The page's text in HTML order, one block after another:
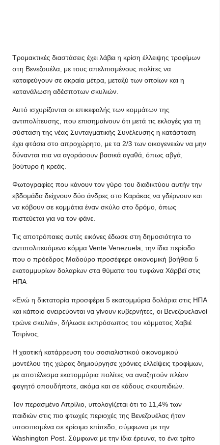
Τρομακτικές διαστάσεις έχει λάβει η κρίση έλλειψης τροφίμων
στη Βενεζουέλα, με τους απελπισμένους πολίτες να
καταφεύγουν σε ακραία μέτρα, μεταξύ των οποίων και η
κατανάλωση αδέσποτων σκυλιών.
Αυτό ισχυρίζονται οι επικεφαλής των κομμάτων της
αντιπολίτευσης, που επισημαίνουν ότι μετά τις εκλογές για τη
σύσταση της νέας Συνταγματικής Συνέλευσης η κατάσταση
έχει φτάσει στο απροχώρητο, με τα 2/3 των οικογενειών να μην
δύνανται πια να αγοράσουν βασικά αγαθά, όπως αβγά,
βούτυρο ή κρεάς.
Φωτογραφίες που κάνουν τον γύρο του διαδικτύου αυτήν την
εβδομάδα δείχνουν δύο άνδρες στο Καράκας να γδέρνουν και
να κόβουν σε κομμάτια έναν σκύλο στο δρόμο, όπως
πιστεύεται για να τον φάνε.
Τις αποτρόπαιες αυτές εικόνες έδωσε στη δημοσιότητα το
αντιπολιτευόμενο κόμμα Vente Venezuela, την ίδια περίοδο
που ο πρόεδρος Μαδούρο προσέφερε οικονομική βοήθεια 5
εκατομμυρίων δολαρίων στα θύματα του τυφώνα Χάρβεϊ στις
ΗΠΑ.
«Ενώ η δικτατορία προσφέρει 5 εκατομμύρια δολάρια στις ΗΠΑ
και κάποιο ονειρεύονται να γίνουν κυβερνήτες, οι Βενεζουελανοί
τρώνε σκυλιά», δήλωσε εκπρόσωπος του κόμματος Χαβιέ
Τσιρίνος.
Η χαοτική κατάρρευση του σοσιαλιστικού οικονομικού
μοντέλου της χώρας δημιούργησε χρόνιες ελλείψεις τροφίμων,
με αποτέλεσμα εκατομμύρια πολίτες να αναζητούν πλέον
φαγητό οπουδήποτε, ακόμα και σε κάδους σκουπιδιών.
Τον περασμένο Απρίλιο, υπολογίζεται ότι το 11,4% των
παιδιών στις πιο φτωχές περιοχές της Βενεζουέλας ήταν
υποσιτισμένα σε κρίσιμο επίπεδο, σύμφωνα με την
Washington Post. Σύμφωνα με την ίδια έρευνα, το ένα τρίτο